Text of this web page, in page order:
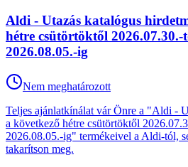
Aldi - Utazás katalógus
hétre csütörtöktől 2026.07.30.-
2026.08.05.-ig
Nem meghatározott
Teljes ajánlatkínálat vár Önre a "Aldi -
a következő hétre csütörtöktől
2026.08.05.-ig" termékeivel a Aldi-tól,
takarítson meg.